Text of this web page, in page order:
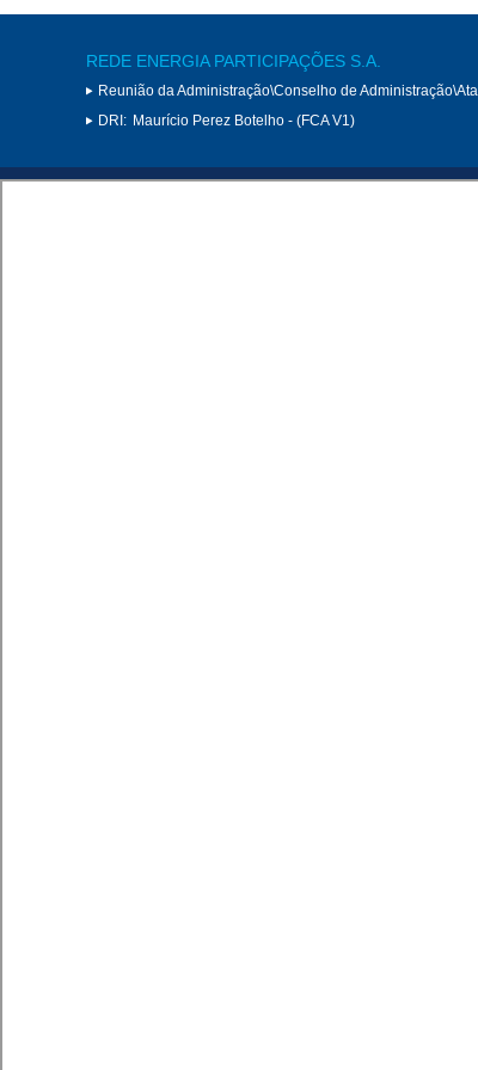
REDE ENERGIA PARTICIPAÇÕES S.A.
Reunião da Administração\Conselho de Administração\Ata
DRI: Maurício Perez Botelho - (FCA V1)